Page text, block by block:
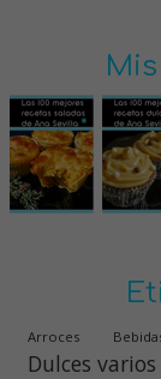
Arroces
Dulces varios